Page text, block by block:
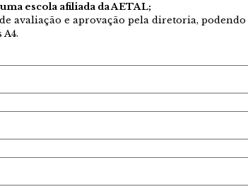
escola afiliada da AETAL;
avaliação e aprovação pela diretoria,